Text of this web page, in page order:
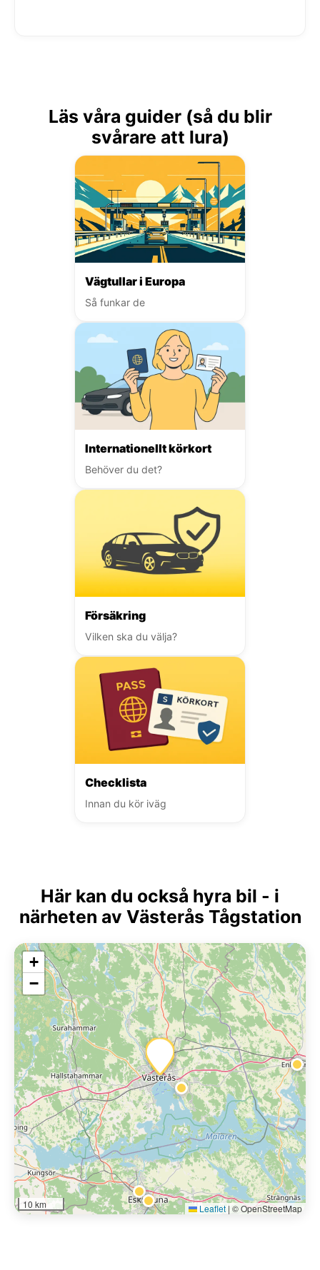
Läs våra guider (så du blir
svårare att lura)
Vägtullar i Europa
Så funkar de
Internationellt körkort
Behöver du det?
Försäkring
Vilken ska du välja?
Checklista
Innan du kör iväg
Här kan du också hyra bil - i
närheten av Västerås Tågstation
+
−
10 km Leaflet | © OpenStreetMap